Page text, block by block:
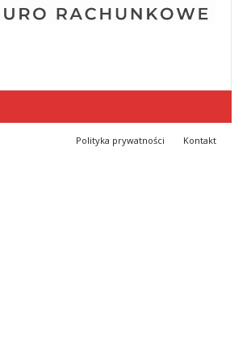
Polityka prywatności Kontakt